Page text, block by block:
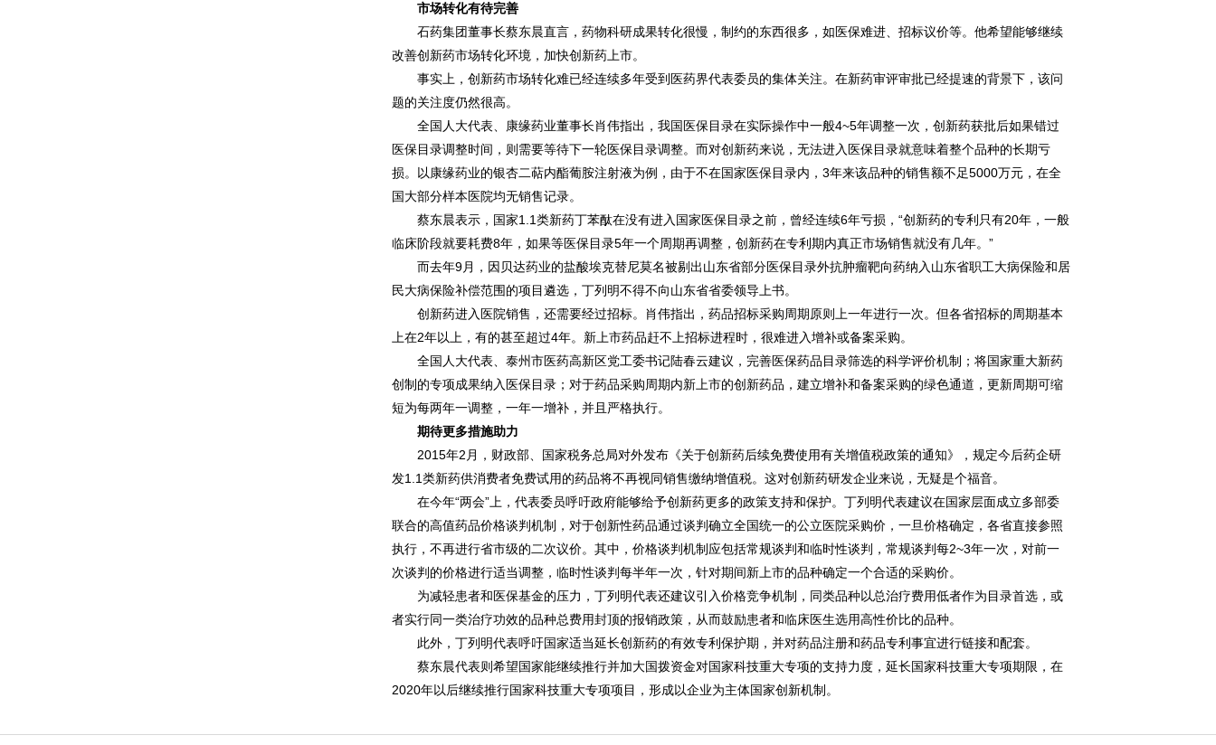
市场转化有待完善
石药集团董事长蔡东晨直言，药物科研成果转化很慢，制约的东西很多，如医保难进、招标议价等。他希望能够继续
改善创新药市场转化环境，加快创新药上市。
事实上，创新药市场转化难已经连续多年受到医药界代表委员的集体关注。在新药审评审批已经提速的背景下，该问
题的关注度仍然很高。
全国人大代表、康缘药业董事长肖伟指出，我国医保目录在实际操作中一般4~5年调整一次，创新药获批后如果错过
医保目录调整时间，则需要等待下一轮医保目录调整。而对创新药来说，无法进入医保目录就意味着整个品种的长期亏
损。以康缘药业的银杏二萜内酯葡胺注射液为例，由于不在国家医保目录内，3年来该品种的销售额不足5000万元，在全
国大部分样本医院均无销售记录。
蔡东晨表示，国家1.1类新药丁苯酞在没有进入国家医保目录之前，曾经连续6年亏损，“创新药的专利只有20年，一般
临床阶段就要耗费8年，如果等医保目录5年一个周期再调整，创新药在专利期内真正市场销售就没有几年。”
而去年9月，因贝达药业的盐酸埃克替尼莫名被剔出山东省部分医保目录外抗肿瘤靶向药纳入山东省职工大病保险和居
民大病保险补偿范围的项目遴选，丁列明不得不向山东省省委领导上书。
创新药进入医院销售，还需要经过招标。肖伟指出，药品招标采购周期原则上一年进行一次。但各省招标的周期基本
上在2年以上，有的甚至超过4年。新上市药品赶不上招标进程时，很难进入增补或备案采购。
全国人大代表、泰州市医药高新区党工委书记陆春云建议，完善医保药品目录筛选的科学评价机制；将国家重大新药
创制的专项成果纳入医保目录；对于药品采购周期内新上市的创新药品，建立增补和备案采购的绿色通道，更新周期可缩
短为每两年一调整，一年一增补，并且严格执行。
期待更多措施助力
2015年2月，财政部、国家税务总局对外发布《关于创新药后续免费使用有关增值税政策的通知》，规定今后药企研
发1.1类新药供消费者免费试用的药品将不再视同销售缴纳增值税。这对创新药研发企业来说，无疑是个福音。
在今年“两会”上，代表委员呼吁政府能够给予创新药更多的政策支持和保护。丁列明代表建议在国家层面成立多部委
联合的高值药品价格谈判机制，对于创新性药品通过谈判确立全国统一的公立医院采购价，一旦价格确定，各省直接参照
执行，不再进行省市级的二次议价。其中，价格谈判机制应包括常规谈判和临时性谈判，常规谈判每2~3年一次，对前一
次谈判的价格进行适当调整，临时性谈判每半年一次，针对期间新上市的品种确定一个合适的采购价。
为减轻患者和医保基金的压力，丁列明代表还建议引入价格竞争机制，同类品种以总治疗费用低者作为目录首选，或
者实行同一类治疗功效的品种总费用封顶的报销政策，从而鼓励患者和临床医生选用高性价比的品种。
此外，丁列明代表呼吁国家适当延长创新药的有效专利保护期，并对药品注册和药品专利事宜进行链接和配套。
蔡东晨代表则希望国家能继续推行并加大国拨资金对国家科技重大专项的支持力度，延长国家科技重大专项期限，在
2020年以后继续推行国家科技重大专项项目，形成以企业为主体国家创新机制。